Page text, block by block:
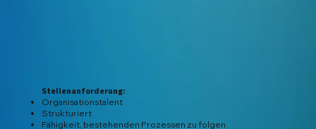
Stellenanforderung:
Organisationstalent
Strukturiert
Fähigkeit, bestehenden Prozessen zu folgen